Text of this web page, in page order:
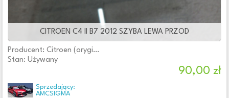
CITROEN C4 II B7 2012 SZYBA LEWA PRZOD
Producent: Citroen (oryginalne OE)
Stan: Używany
90,00 zł
Sprzedający:
AMCSIGMA